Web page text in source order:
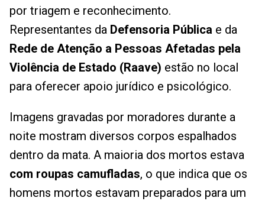
por triagem e reconhecimento.
Representantes da Defensoria Pública e da
Rede de Atenção a Pessoas Afetadas pela
Violência de Estado (Raave) estão no local
para oferecer apoio jurídico e psicológico.
Imagens gravadas por moradores durante a
noite mostram diversos corpos espalhados
dentro da mata. A maioria dos mortos estava
com roupas camufladas, o que indica que os
homens mortos estavam preparados para um